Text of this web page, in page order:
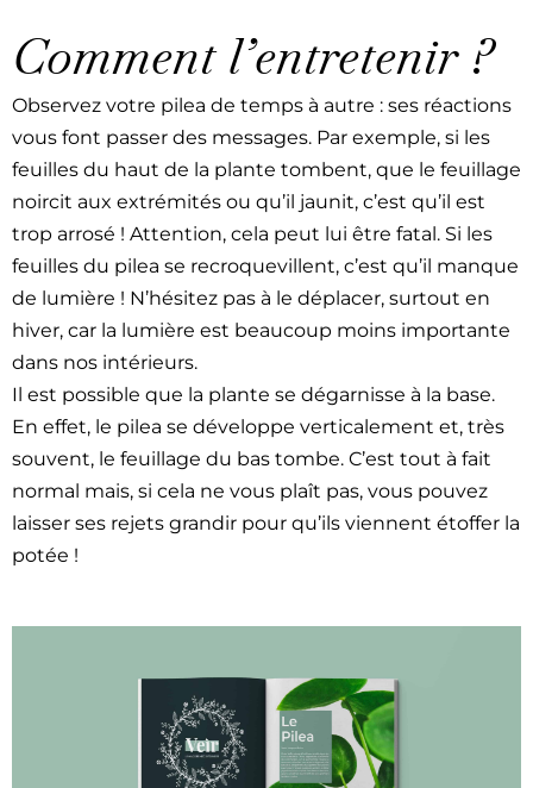
Comment l’entretenir ?
Observez votre pilea de temps à autre : ses réac­tions
vous font pass­er des mes­sages. Par exem­ple, si les
feuilles du haut de la plante tombent, que le feuil­lage
noircit aux extrémités ou qu’il jau­nit, c’est qu’il est
trop arrosé ! Atten­tion, cela peut lui être fatal. Si les
feuilles du pilea se recro­quevil­lent, c’est qu’il manque
de lumière ! N’hésitez pas à le déplac­er, surtout en
hiv­er, car la lumière est beau­coup moins impor­tante
dans nos intérieurs.
Il est pos­si­ble que la plante se dégar­nisse à la base.
En effet, le pilea se développe ver­ti­cale­ment et, très
sou­vent, le feuil­lage du bas tombe. C’est tout à fait
nor­mal mais, si cela ne vous plaît pas, vous pou­vez
laiss­er ses rejets grandir pour qu’ils vien­nent étof­fer la
potée !